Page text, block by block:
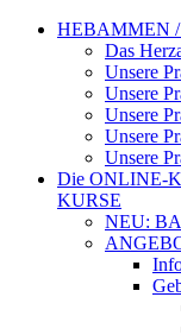
HEBAMMEN
Das
Unsere
Unsere
Unsere
Unsere
Unsere
Die ONLINE-
KURSE
NEU: